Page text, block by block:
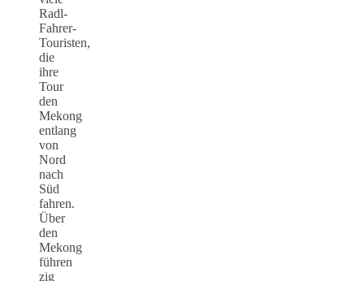
Radl-
Fahrer-
Touristen,
die
ihre
Tour
den
Mekong
entlang
von
Nord
nach
Süd
fahren.
Über
den
Mekong
führen
zig